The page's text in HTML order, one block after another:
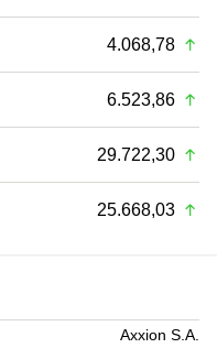
4.068,78
6.523,86
29.722,30
25.668,03
Axxion S.A.